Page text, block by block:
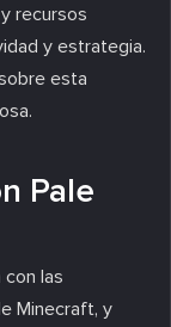
recursos
y estrategia.
esta
Pale
las
Minecraft, y